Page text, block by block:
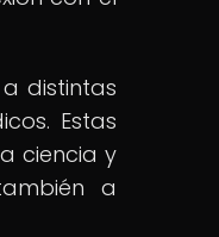
distintas
Estas
ciencia y
a